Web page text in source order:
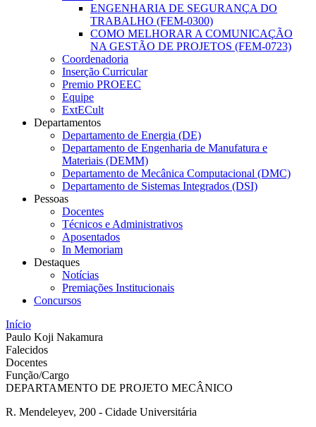
ENGENHARIA DE SEGURANÇA DO
TRABALHO (FEM-0300)
COMO MELHORAR A COMUNICAÇÃO
NA GESTÃO DE PROJETOS (FEM-0723)
Coordenadoria
Inserção Curricular
Premio PROEEC
Equipe
ExtECult
Departamentos
Departamento de Energia (DE)
Departamento de Engenharia de Manufatura e
Materiais (DEMM)
Departamento de Mecânica Computacional (DMC)
Departamento de Sistemas Integrados (DSI)
Pessoas
Docentes
Técnicos e Administrativos
Aposentados
In Memoriam
Destaques
Notícias
Premiações Institucionais
Concursos
Início
Paulo Koji Nakamura
Falecidos
Docentes
Função/Cargo
DEPARTAMENTO DE PROJETO MECÂNICO
R. Mendeleyev, 200 - Cidade Universitária